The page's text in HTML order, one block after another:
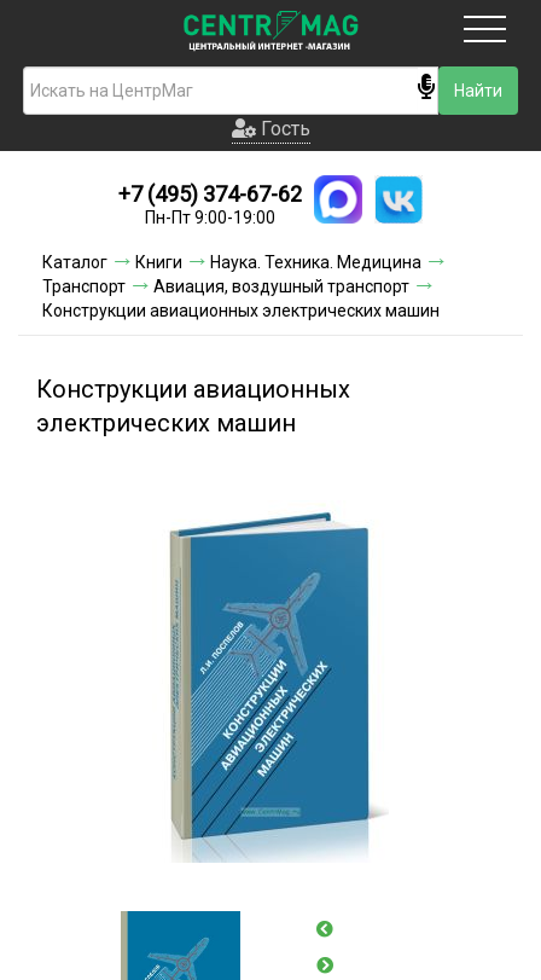
Гость
Новинки
Условия доставки
Условия оплаты
Гость
+7 (495) 374-67-62
Пн-Пт 9:00-19:00
Каталог Книги
Наука. Техника. Медицина
Транспорт
Авиация, воздушный транспорт
Конструкции авиационных электрических машин
Конструкции авиационных
электрических машин